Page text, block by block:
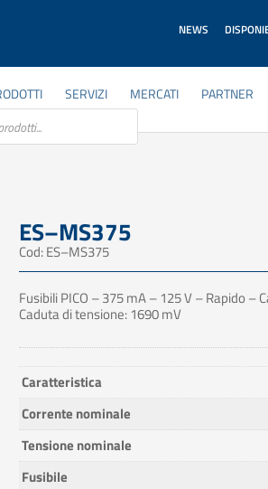
NEWS
SERVIZI MERCATI PARTNER
ES–MS375
Cod: ES–MS375
Fusibili PICO – 375 mA – 125 V – Rapido –
Caduta di tensione: 1690 mV
Caratteristica
Corrente nominale
Tensione nominale
Fusibile